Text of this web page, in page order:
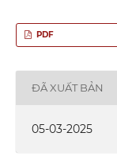
PDF
ĐÃ XUẤT BẢN
05-03-2025